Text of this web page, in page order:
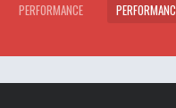
PERFORMANCE